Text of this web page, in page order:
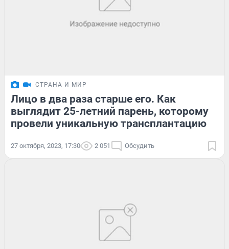
СТРАНА И МИР
Лицо в два раза старше его. Как
выглядит 25-летний парень, которому
провели уникальную трансплантацию
27 октября, 2023, 17:30 2 051 Обсудить